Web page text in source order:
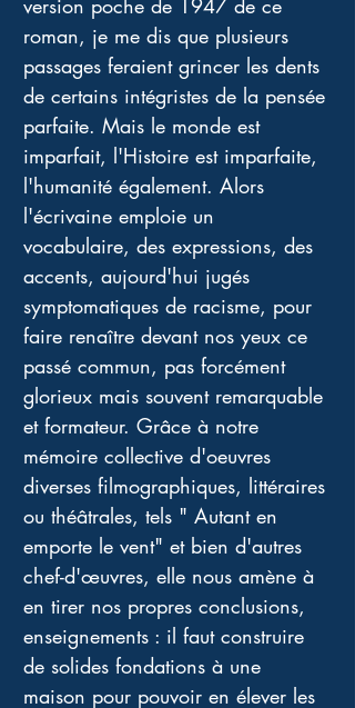
version poche de 1947 de ce
roman, je me dis que plusieurs
passages feraient grincer les dents
de certains intégristes de la pensée
parfaite. Mais le monde est
imparfait, l'Histoire est imparfaite,
l'humanité également. Alors
l'écrivaine emploie un
vocabulaire, des expressions, des
accents, aujourd'hui jugés
symptomatiques de racisme, pour
faire renaître devant nos yeux ce
passé commun, pas forcément
glorieux mais souvent remarquable
et formateur. Grâce à notre
mémoire collective d'oeuvres
diverses filmographiques, littéraires
ou théâtrales, tels " Autant en
emporte le vent" et bien d'autres
chef-d'œuvres, elle nous amène à
en tirer nos propres conclusions,
enseignements : il faut construire
de solides fondations à une
maison pour pouvoir en élever les